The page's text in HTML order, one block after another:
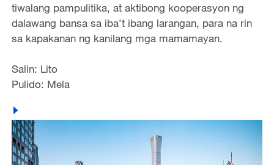
tiwalang pampulitika, at aktibong kooperasyon ng
dalawang bansa sa iba’t ibang larangan, para na rin
sa kapakanan ng kanilang mga mamamayan.
Salin: Lito
Pulido: Mela